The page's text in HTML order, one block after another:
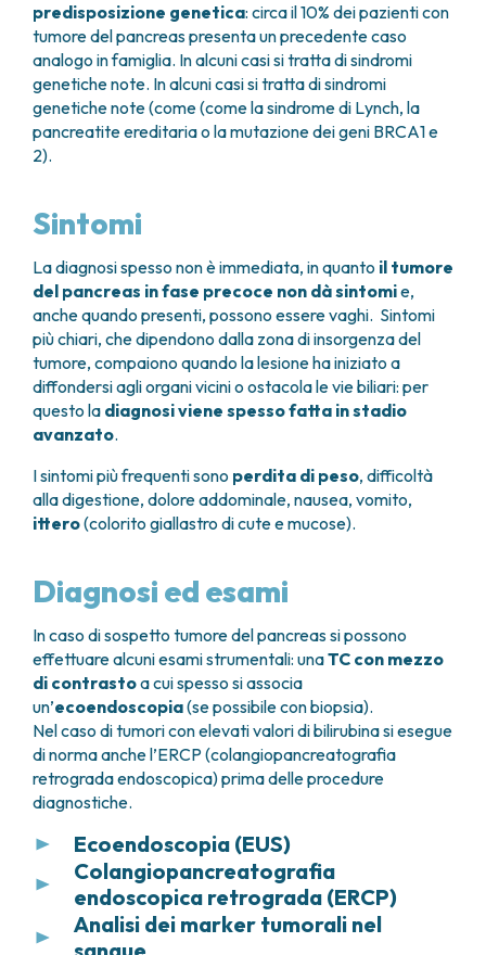
predisposizione genetica: circa il 10% dei pazienti con
tumore del pancreas presenta un precedente caso
analogo in famiglia. In alcuni casi si tratta di sindromi
genetiche note. In alcuni casi si tratta di sindromi
genetiche note (come (come la sindrome di Lynch, la
pancreatite ereditaria o la mutazione dei geni BRCA1 e
2).
Sintomi
La diagnosi spesso non è immediata, in quanto il tumore
del pancreas in fase precoce non dà sintomie,
anche quando presenti, possono essere vaghi. Sintomi
più chiari, che dipendono dalla zona di insorgenza del
tumore, compaiono quando la lesione ha iniziato a
diffondersi agli organi vicini o ostacola le vie biliari: per
questo la diagnosi viene spesso fatta in stadio
avanzato.
I sintomi più frequenti sono perdita di peso, difficoltà
alla digestione, dolore addominale, nausea, vomito,
ittero(colorito giallastro di cute e mucose).
Diagnosi ed esami
In caso di sospetto tumore del pancreas si possono
effettuare alcuni esami strumentali: unaTC con mezzo
di contrastoa cui spesso si associa
un’ecoendoscopia(se possibile con biopsia).
Nel caso di tumori con elevati valori di bilirubina si esegue
di norma anche l’ERCP (colangiopancreatografia
retrograda endoscopica) prima delle procedure
diagnostiche.
Ecoendoscopia (EUS)
È un esame che consente di eseguire un’
ad alta risoluzione(potere di risoluzione circa 1-2
mm)delle pareti dell’esofago, stomaco,
duodeno
Colangiopancreatografia
endoscopica retrograda (ERCP)
L’ERCP è unesame endoscopico invasivo
eseguito presso la
Analisi dei marker tumorali nel